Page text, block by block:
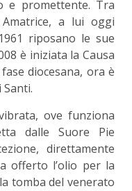
e promettente. Tra
a lui oggi
riposano le sue
è iniziata la Causa
diocesana, ora è
ove funziona
dalle Suore Pie
direttamente
offerto l’olio per la
tomba del venerato